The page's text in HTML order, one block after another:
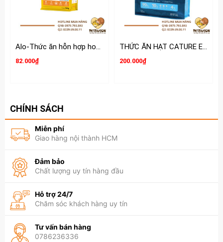
Alo-Thức ăn hỗn hợp hoàn chỉnh và cân bằng dinh dưỡng cho Mèo
82.000₫
THỨC ĂN HẠT CATURE EASY FARM CHO MÈO 1.5KG
200.000₫
CHÍNH SÁCH
Miễn phí
Giao hàng nội thành HCM
Đảm bảo
Chất lượng uy tín hàng đầu
Hỗ trợ 24/7
Chăm sóc khách hàng uy tín
Tư vấn bán hàng
0786236336